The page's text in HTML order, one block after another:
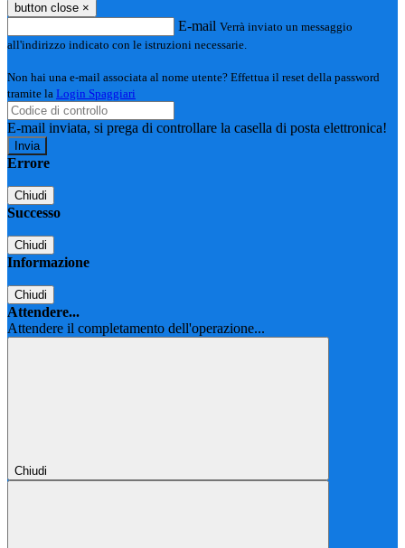
button close ×
E-mail Verrà inviato un messaggio
all'indirizzo indicato con le istruzioni necessarie.
Non hai una e-mail associata al nome utente? Effettua il reset della password
tramite la Login Spaggiari
E-mail inviata, si prega di controllare la casella di posta elettronica!
Errore
Chiudi
Successo
Chiudi
Informazione
Chiudi
Attendere...
Attendere il completamento dell'operazione...
Chiudi